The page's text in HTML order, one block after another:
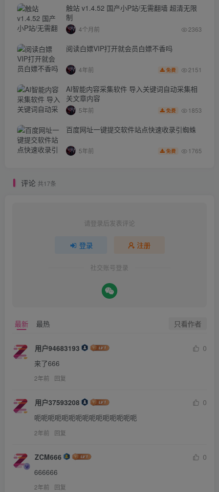
触站 v1.4.52 国产小P站/无需翻墙 超清无限
制
4个月前 2363
阅读白嫖VIP打开就会员白嫖不香吗
4年前 免费 2151
AI智能内容采集软件 导入关键词自动采集相
关文章内容
5年前 免费 1853
百度网址一键提交软件站点快速收录引蜘蛛
5年前 免费 1765
评论 共17条
请登录后发表评论
登录 注册
社交账号登录
最新 最热 只看作者
用户94683193
0
来了666
2年前 回复
用户37593208
0
呃呃呃呃呃呃呃呃呃呃呃呃呃呃呃
2年前 回复
ZCM666
0
666666
2年前 回复